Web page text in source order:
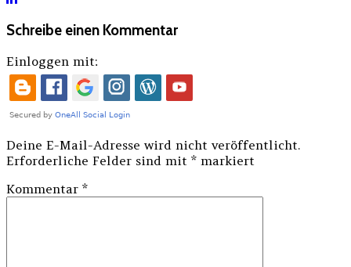
Schreibe einen Kommentar
Einloggen mit:
Deine E-Mail-Adresse wird nicht veröffentlicht.
Erforderliche Felder sind mit * markiert
Kommentar *